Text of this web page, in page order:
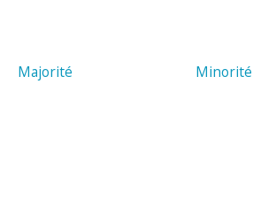
Majorité Minorité